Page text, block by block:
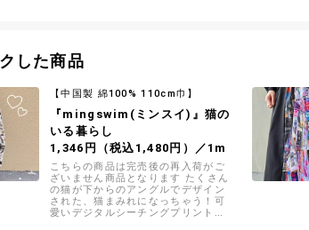
した商品
【中国製 綿100% 110cm巾】
『mingswim(ミンスイ)』猫の
いる暮らし
1,346円（税込1,480円）／1m
こちらの商品は完売後の再入荷がご
ざいません商品となります たくさん
の猫が下からのアングルでデザイン
された、猫まみれになっちゃう！可
愛いデジタルシーチングプリント生